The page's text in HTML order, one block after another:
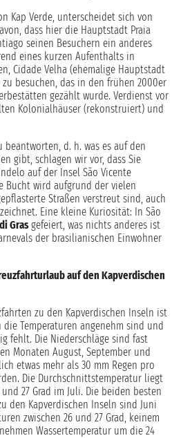
Kap Verde, unterscheidet sich von
dass hier die Hauptstadt Praia
seinen Besuchern ein anderes
eines kurzen Aufenthalts in
Cidade Velha (ehemalige Hauptstadt
besuchen, das in den frühen 2000er
gezählt wurde. Verdienst vor
Kolonialhäuser (rekonstruiert) und
beantworten, d. h. was es auf den
gibt, schlagen wir vor, dass Sie
auf der Insel São Vicente
Bucht wird aufgrund der vielen
Straßen verstreut sind, auch
Eine kleine Kuriosität: In São
Grasgefeiert, was nichts anderes ist
der brasilianischen Einwohner
auf den Kapverdischen
zu den Kapverdischen Inseln ist
Temperaturen angenehm sind und
fehlt. Die Niederschläge sind fast
Monaten August, September und
etwas mehr als 30 mm Regen pro
Die Durchschnittstemperatur liegt
27 Grad im Juli. Die beiden besten
den Kapverdischen Inseln sind Juni
zwischen 26 und 27 Grad, keinem
Wassertemperatur um die 24